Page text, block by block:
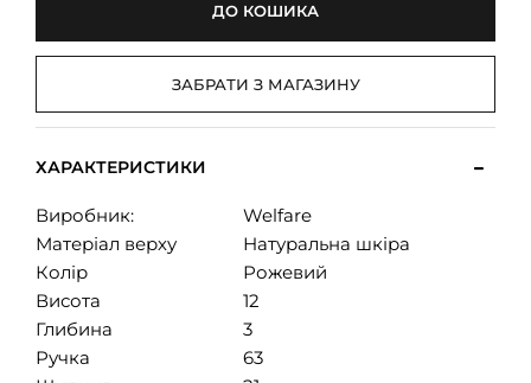
ДО КОШИКА
ЗАБРАТИ З МАГАЗИНУ
ХАРАКТЕРИСТИКИ
Виробник:
Welfare
Матеріал верху
Натуральна шкіра
Колір
Рожевий
Висота
12
Глибина
3
Ручка
63